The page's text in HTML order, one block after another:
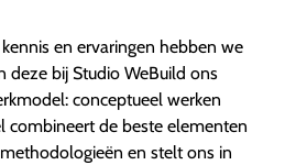
en ervaringen hebben we
deze bij Studio WeBuild ons
conceptueel werken
combineert de beste elementen
en stelt ons in